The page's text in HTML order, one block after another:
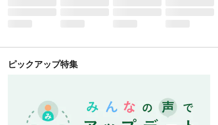
ピックアップ特集